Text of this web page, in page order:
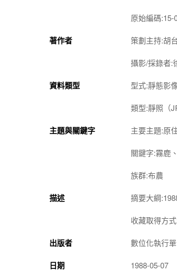
原始編碼:15-
著作者 策劃主持:胡
攝影/採錄者:
資料類型 型式:靜態影
類型:靜照（
主題與關鍵字 主要主題:原
關鍵字:霧鹿
族群:布農
描述 摘要大綱
收藏取得方
出版者 數位化執行
日期 1988-05-07